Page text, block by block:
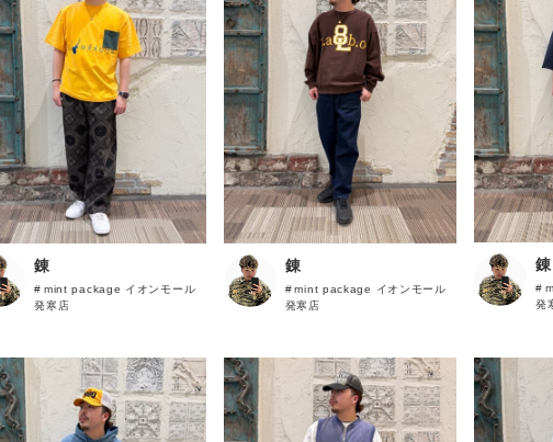
錬
mint package イオンモール
発寒店
錬
mint package イオンモール
発寒店
錬
発